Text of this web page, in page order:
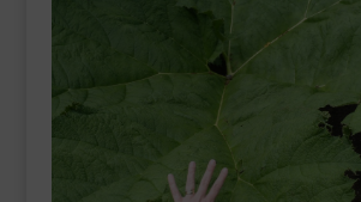
COMPLEMENTOS JARDÍN
MASCOTAS
HORARIO GARDEN